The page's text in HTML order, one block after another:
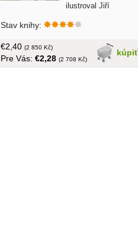
ilustroval Jiří
Stav knihy:
kúpiť
€2,40 (2 850 Kč)
Pre Vás: €2,28 (2 708 Kč)